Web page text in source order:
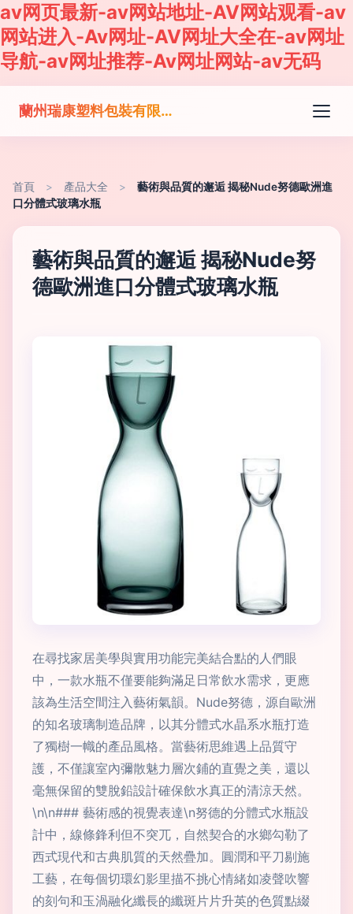
av网页最新-av网站地址-AV网站观看-av
网站进入-Av网址-AV网址大全在-av网址
导航-av网址推荐-Av网址网站-av无码
蘭州瑞康塑料包裝有限責任公司
首頁 > 產品大全 >
藝術與品質的邂逅 揭秘Nude努德歐洲進
口分體式玻璃水瓶
藝術與品質的邂逅 揭秘Nude努
德歐洲進口分體式玻璃水瓶
在尋找家居美學與實用功能完美結合點的人們眼
中，一款水瓶不僅要能夠滿足日常飲水需求，更應
該為生活空間注入藝術氣韻。Nude努德，源自歐洲
的知名玻璃制造品牌，以其分體式水晶系水瓶打造
了獨樹一幟的產品風格。當藝術思維遇上品質守
護，不僅讓室內彌散魅力層次鋪的直覺之美，還以
毫無保留的雙脫鉛設計確保飲水真正的清涼天然。
\n\n### 藝術感的視覺表達\n努德的分體式水瓶設
計中，線條鋒利但不突兀，自然契合的水鄉勾勒了
西式現代和古典肌質的天然疊加。圓潤和平刀剔施
工藝，在每個切環幻影里描不挑心情緒如凌聲吹響
的刻句和玉渦融化纖長的纖斑片片升英的色質點綴